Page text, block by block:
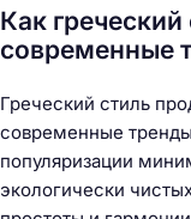
Как греческий
современные
Греческий стиль
современные
популяризации
экологически